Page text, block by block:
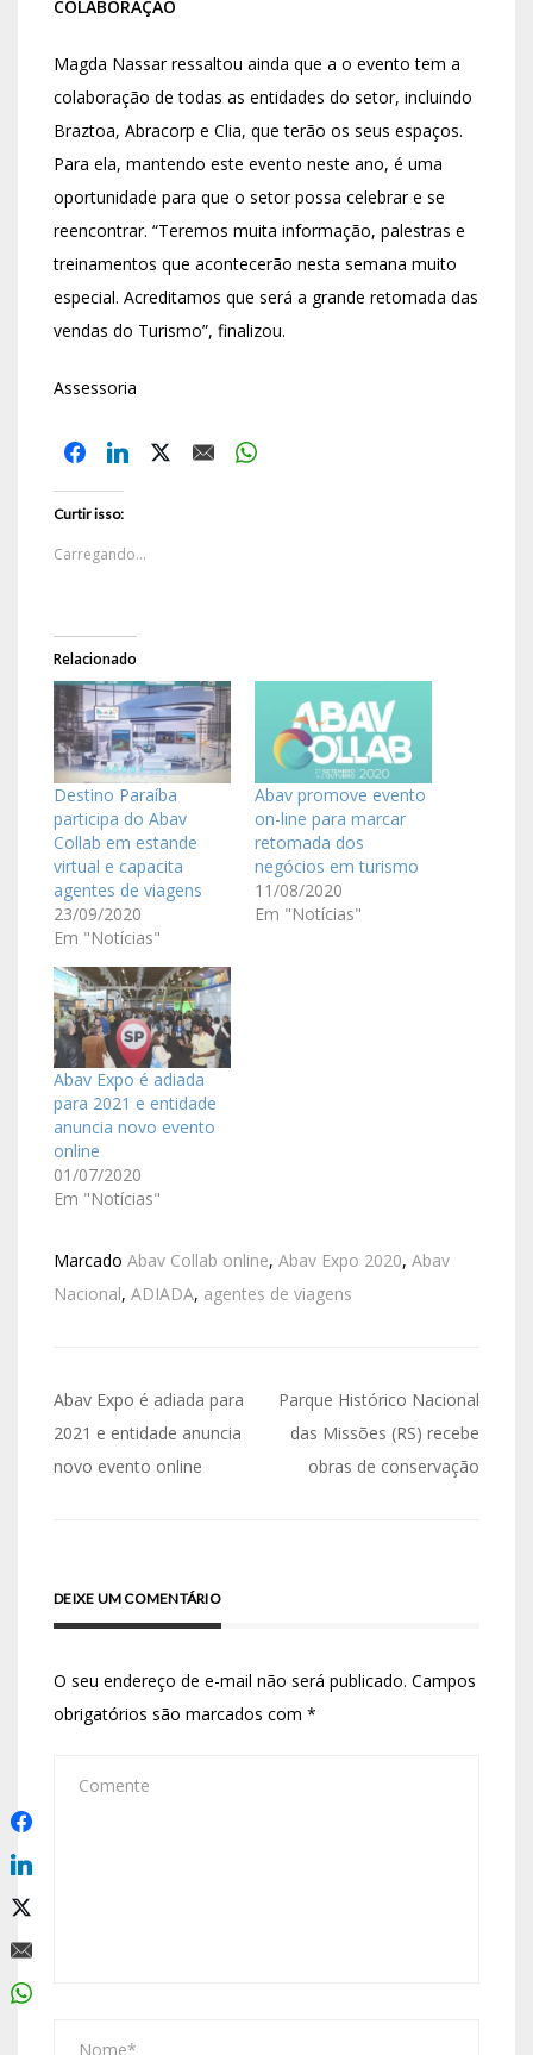
COLABORAÇÃO
Magda Nassar ressaltou ainda que a o evento tem a
colaboração de todas as entidades do setor, incluindo
Braztoa, Abracorp e Clia, que terão os seus espaços.
Para ela, mantendo este evento neste ano, é uma
oportunidade para que o setor possa celebrar e se
reencontrar. “Teremos muita informação, palestras e
treinamentos que acontecerão nesta semana muito
especial. Acreditamos que será a grande retomada das
vendas do Turismo”, finalizou.
Assessoria
Curtir isso:
Carregando...
Relacionado
Destino Paraíba
participa do Abav
Collab em estande
virtual e capacita
agentes de viagens
23/09/2020
Em "Notícias"
Abav promove evento
on-line para marcar
retomada dos
negócios em turismo
11/08/2020
Em "Notícias"
Abav Expo é adiada
para 2021 e entidade
anuncia novo evento
online
01/07/2020
Em "Notícias"
Marcado Abav Collab online, Abav Expo 2020, Abav
Nacional, ADIADA, agentes de viagens
Abav Expo é adiada para
2021 e entidade anuncia
novo evento online
Parque Histórico Nacional
das Missões (RS) recebe
obras de conservação
DEIXE UM COMENTÁRIO
O seu endereço de e-mail não será publicado. Campos
obrigatórios são marcados com *